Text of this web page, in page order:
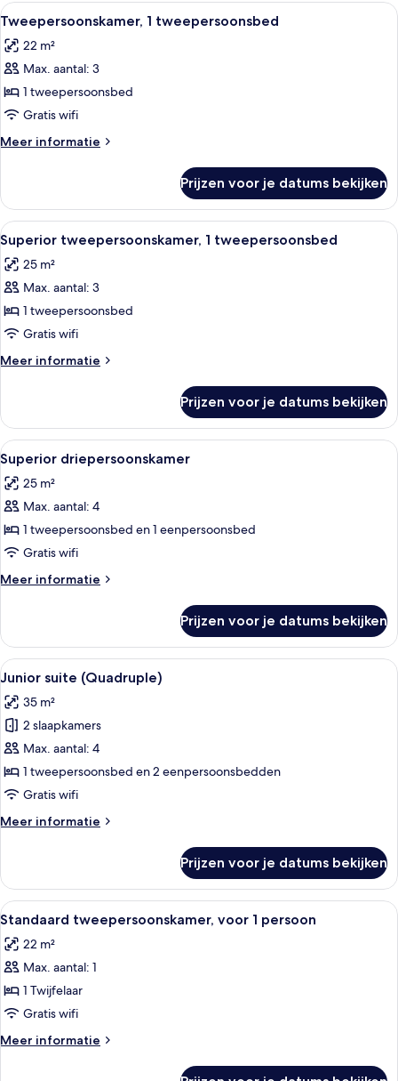
Alle
foto's
voor
Tweepersoonskamer,
1
tweepersoonsbed
laden
Een moderne hotelkamer met een
4
Tweepersoonskamer, 1 tweepersoonsbed
22 m²
Max. aantal: 3
1 tweepersoonsbed
Gratis wifi
Meer informatie
Meer
1
tweepersoonsbed
Prijzen voor je datums bekijken
Alle
foto's
voor
Superior
tweepersoonskamer,
1
tweepersoonsbed
laden
Een moderne hotelkamer met een
4
Superior tweepersoonskamer, 1 tweepersoonsbed
25 m²
Max. aantal: 3
1 tweepersoonsbed
Gratis wifi
Meer informatie
Meer
tweepersoonskamer,
tweepersoonsbed
Prijzen voor je datums bekijken
Alle
foto's
voor
Superior
driepersoonskamer
laden
Een moderne hotelkamer met een
4
Superior driepersoonskamer
25 m²
Max. aantal: 4
1 tweepersoonsbed en 1 eenpersoonsbed
Gratis wifi
Meer informatie
Meer
driepersoonskamer
Prijzen voor je datums bekijken
Alle
foto's
voor
Junior
suite
(Quadruple)
laden
Een moderne hotelkamer met een
6
Junior suite (Quadruple)
35 m²
2 slaapkamers
Max. aantal: 4
1 tweepersoonsbed en 2 eenpersoonsbedden
Gratis wifi
Meer informatie
Meer
suite
(Quadruple)
Prijzen voor je datums bekijken
Alle
foto's
voor
Standaard
tweepersoonskamer,
voor
1
persoon
Een moderne hotelkamer met een
5
Standaard tweepersoonskamer, voor 1 persoon
22 m²
Max. aantal: 1
1 Twijfelaar
Gratis wifi
Meer informatie
Meer